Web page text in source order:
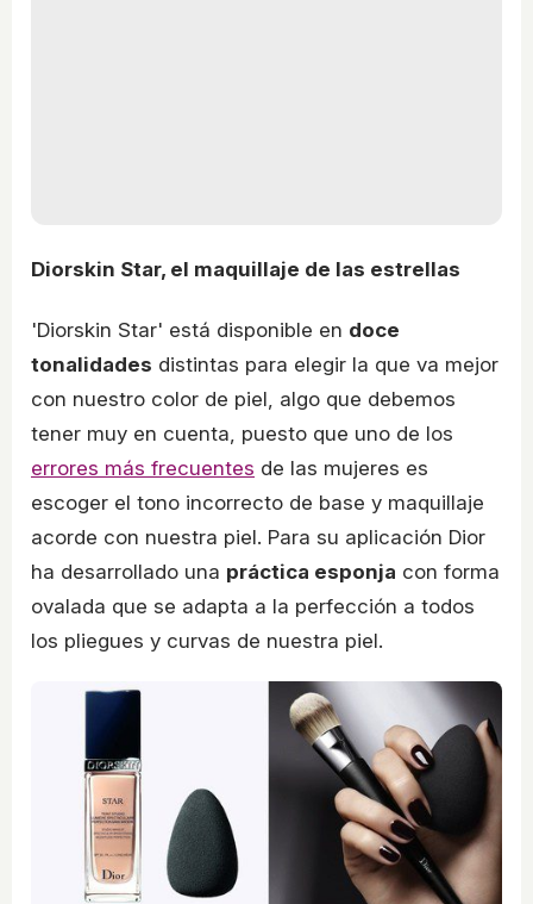
Diorskin Star, el maquillaje de las estrellas
'Diorskin Star' está disponible en doce
tonalidades distintas para elegir la que va mejor
con nuestro color de piel, algo que debemos
tener muy en cuenta, puesto que uno de los
errores más frecuentes de las mujeres es
escoger el tono incorrecto de base y maquillaje
acorde con nuestra piel. Para su aplicación Dior
ha desarrollado una práctica esponja con forma
ovalada que se adapta a la perfección a todos
los pliegues y curvas de nuestra piel.